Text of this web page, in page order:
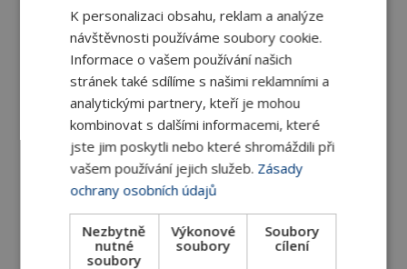
Sálavé panely DS 4.1
Sálavé panely DS jsou k dispozici ve čtyřech
provedeních
DETAIL
K personalizaci obsahu, reklam a analýze
návštěvnosti používáme soubory cookie.
Informace o vašem používání našich
stránek také sdílíme s našimi reklamními a
analytickými partnery, kteří je mohou
kombinovat s dalšími informacemi, které
jste jim poskytli nebo které shromáždili při
vašem používání jejich služeb. Zásady
ochrany osobních údajů
Nezbytně
nutné
soubory
Výkonové
soubory
Soubory
cílení